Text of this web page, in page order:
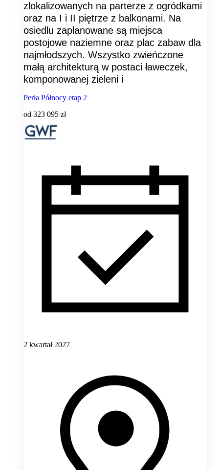
zlokalizowanych na parterze z ogródkami
oraz na I i II piętrze z balkonami. Na
osiedlu zaplanowane są miejsca
postojowe naziemne oraz plac zabaw dla
najmłodszych. Wszystko zwieńczone
małą architekturą w postaci ławeczek,
komponowanej zieleni i
Perła Północy etap 2
od 323 095 zł
2 kwartał 2027